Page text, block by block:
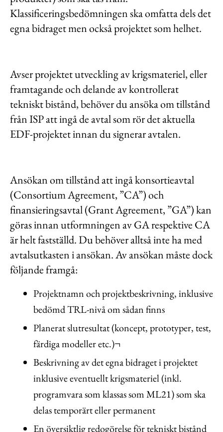
Klassificeringsbedömningen ska omfatta dels det
egna bidraget men också projektet som helhet.
Avser projektet utveckling av krigsmateriel, eller
framtagande och delande av kontrollerat
tekniskt bistånd, behöver du ansöka om tillstånd
från ISP att ingå de avtal som rör det aktuella
EDF-projektet innan du signerar avtalen.
Ansökan om tillstånd att ingå konsortieavtal
(Consortium Agreement, ”CA”) och
finansieringsavtal (Grant Agreement, ”GA”) kan
göras innan utformningen av GA respektive CA
är helt fastställd. Du behöver alltså inte ha med
avtalsutkasten i ansökan. Av ansökan måste dock
följande framgå:
Projektnamn och projektbeskrivning, inklusive
bedömd TRL-nivå om sådan finns
Planerat slutresultat (koncept, prototyper, test,
färdiga modeller etc.)¬
Beskrivning av det egna bidraget i projektet
inklusive eventuellt krigsmateriel (inkl.
programvara som klassas som ML21) som ska
delas temporärt eller permanent
En översiktlig redogörelse för tekniskt bistånd